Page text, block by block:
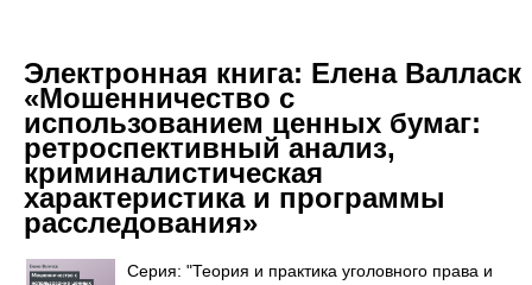
Электронная книга: Елена Валласк
«Мошенничество с
использованием ценных бумаг:
ретроспективный анализ,
криминалистическая
характеристика и программы
расследования»
Серия: "Теория и практика уголовного права и